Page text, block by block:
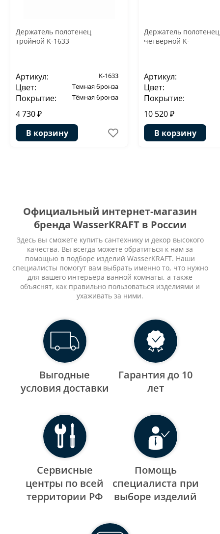
Держатель полотенец
тройной K-1633
Артикул: K-1633
Цвет: Темная бронза
Покрытие: Тёмная бронза
4 730 ₽
В корзину
Держатель полотенец
четверной K-
Артикул:
Цвет:
Покрытие:
10 520 ₽
В корзину
Официальный интернет-магазин
бренда WasserKRAFT в России
Здесь вы сможете купить сантехнику и декор высокого
качества. Вы всегда можете обратиться к нам за
помощью в подборе изделий WasserKRAFT. Наши
специалисты помогут вам выбрать именно то, что нужно
для вашего интерьера ванной комнаты, а также
объяснят, как правильно пользоваться изделиями и
ухаживать за ними.
Выгодные
уcловия доставки
Гарантия до 10
лет
Сервисные
центры по всей
территории РФ
Помощь
специалиста при
выборе изделий